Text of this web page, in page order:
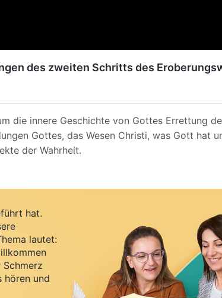
des zweiten Schritts des
die innere Geschichte von Gottes Errettung
Gottes, das Wesen Christi, was Gott hat
der Wahrheit.
hat.
lautet:
hören und